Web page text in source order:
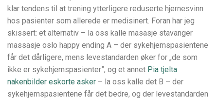
klar tendens til at trening ytterligere reduserte hjernesvinn
hos pasienter som allerede er medisinert. Foran har jeg
skissert: et alternativ – la oss kalle masasje stavanger
massasje oslo happy ending A – der sykehjemspasientene
får det dårligere, mens levestandarden øker for „de som
ikke er sykehjemspasienter”, og et annet Pia tjelta
nakenbilder eskorte asker – la oss kalle det B – der
sykehjemspasientene får det bedre, og der levestandarden